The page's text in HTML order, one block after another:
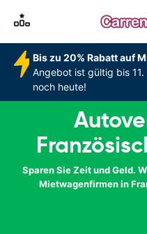
Bis zu 20% Rabatt auf
Angebot ist gültig bis
noch heute!
Sparen Sie Zeit und Geld.
Mietwagenfirmen in